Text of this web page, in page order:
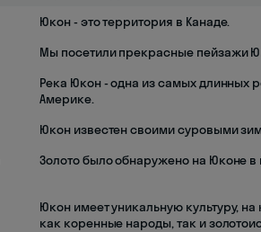
Юкон - это территория в Канаде.
Мы посетили прекрасные пейзажи
Река Юкон - одна из самых длинных
Америке.
Юкон известен своими суровыми
Золото было обнаружено на Юконе в
Юкон имеет уникальную культуру,
как коренные народы, так и